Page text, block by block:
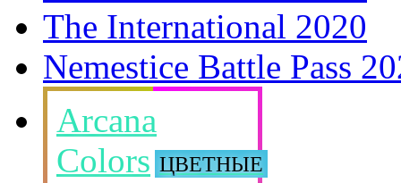
The International 2020
Nemestice Battle Pass
Arcana
Colors ЦВЕТНЫЕ